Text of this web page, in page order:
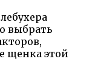
выбрать
щенка этой